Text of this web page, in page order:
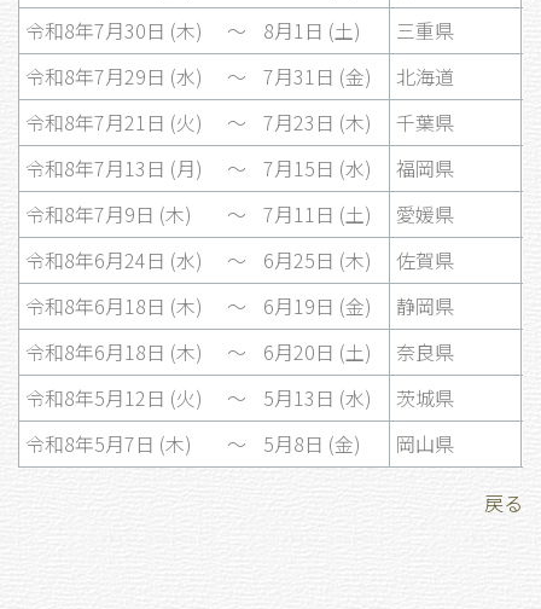
令和8年7月30日 (木)
〜 8月1日 (土) 三重県
令和8年7月29日 (水)
〜 7月31日 (金) 北海道
令和8年7月21日 (火)
〜 7月23日 (木) 千葉県
令和8年7月13日 (月)
〜 7月15日 (水) 福岡県
令和8年7月9日 (木)
〜 7月11日 (土) 愛媛県
令和8年6月24日 (水)
〜 6月25日 (木) 佐賀県
令和8年6月18日 (木)
〜 6月19日 (金) 静岡県
令和8年6月18日 (木)
〜 6月20日 (土) 奈良県
令和8年5月12日 (火)
〜 5月13日 (水) 茨城県
令和8年5月7日 (木)
〜 5月8日 (金) 岡山県
戻る